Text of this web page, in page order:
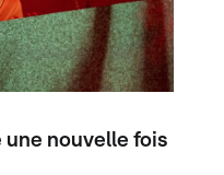
une nouvelle fois